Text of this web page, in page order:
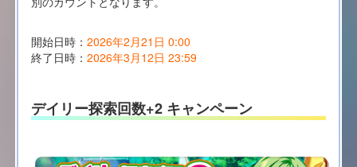
開始日時： 2026年2月21日 0:00
終了日時： 2026年3月12日 23:59
デイリー探索回数+2 キャンペーン